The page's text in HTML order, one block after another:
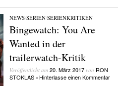
NEWS/SERIEN/SERIENKRITIKEN
Bingewatch: You Are
Wanted in der
trailerwatch-Kritik
Veröffentlicht am 20. März 2017von RON
STOKLAS • Hinterlasse einen Kommentar